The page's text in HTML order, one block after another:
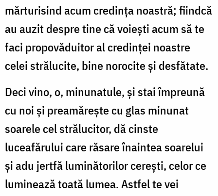
mărturisind acum credința noastră; fiindcă
au auzit despre tine că voiești acum să te
faci propovăduitor al credinței noastre
celei strălucite, bine norocite și desfătate.
Deci vino, o, minunatule, și stai împreună
cu noi și preamărește cu glas minunat
soarele cel strălucitor, dă cinste
luceafărului care răsare înaintea soarelui
și adu jertfă luminătorilor cerești, celor ce
luminează toată lumea. Astfel te vei